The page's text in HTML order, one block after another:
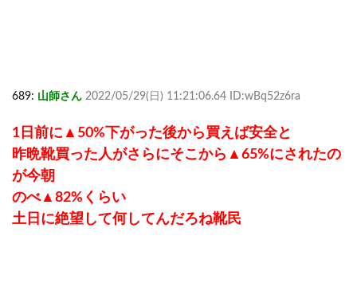
689: 山師さん 2022/05/29(日) 11:21:06.64 ID:wBq52z6ra
1日前に▲50%下がった後から買えば安全と
昨晩靴買った人がさらにそこから▲65%にされたの
が今朝
のべ▲82%くらい
土日に絶望して何してんだろね靴民